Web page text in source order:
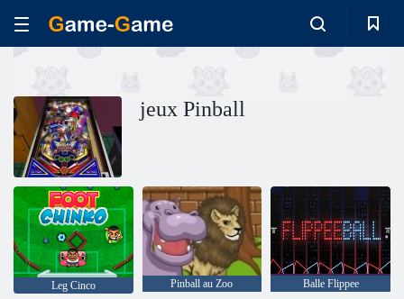
jeux Pinball
Leg Cinco Pinball au Zoo Balle Flippee